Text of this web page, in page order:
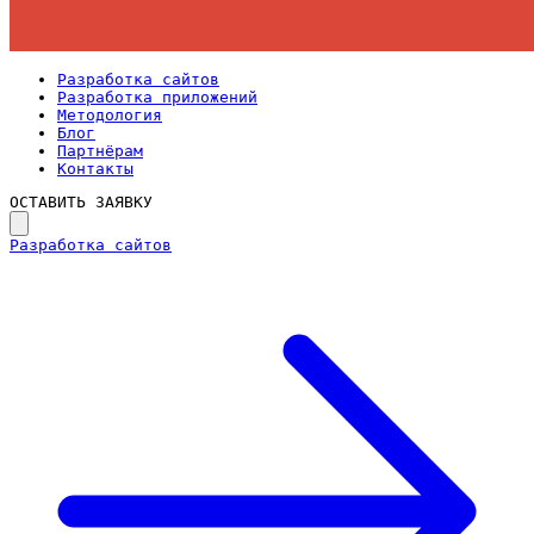
Разработка сайтов
Разработка приложений
Методология
Блог
Партнёрам
Контакты
ОСТАВИТЬ ЗАЯВКУ
Разработка сайтов